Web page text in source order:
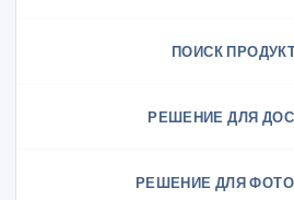
ПОИСК
РЕШЕНИЕ ДЛЯ
РЕШЕНИЕ ДЛЯ